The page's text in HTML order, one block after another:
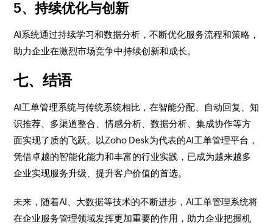
5、持续优化与创新
AI系统通过持续学习和数据分析，不断优化服务流程和策略，
助力企业在激烈市场竞争中持续创新和成长。
七、结语
AI工单管理系统与传统系统相比，在智能分配、自动回复、知
识推荐、多渠道整合、情感分析、数据分析、集成协作等方
面实现了质的飞跃。以Zoho Desk为代表的AI工单管理平台，
凭借卓越的智能化能力和丰富的行业实践，已成为越来越多
企业实现服务升级、提升客户价值的首选。
未来，随着AI、大数据等技术的不断进步，AI工单管理系统将
在企业服务管理领域发挥更加重要的作用，助力企业把握机